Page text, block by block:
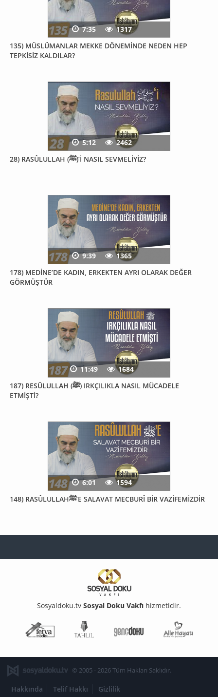
135) MÜSLÜMANLAR MEKKE DÖNEMİNDE NEDEN HEP
TEPKİSİZ KALDILAR?
7:35 1317
28) RASÛLULLAH (ﷺ)’İ NASIL SEVMELİYİZ?
5:12 2462
178) MEDİNE’DE KADIN, ERKEKTEN AYRI OLARAK DEĞER
GÖRMÜŞTÜR
9:39 1365
187) RESÛLULLAH (ﷺ) IRKÇILIKLA NASIL MÜCADELE
ETMİŞTİ?
11:49 1684
148) RASÛLULLAHﷺ’E SALAVAT MECBURÎ BİR VAZİFEMİZDİR
6:01 1594
Sosyaldoku.tv Sosyal Doku Vakfı hizmetidir.
Fetva Meclisi
Genç Doku
© 2005 - 2026 Tüm Hakları Saklıdır.
Hakkında Telif Hakkı Gizlilik